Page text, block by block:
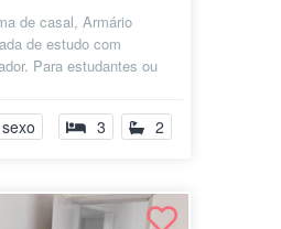
de casal, Armário
de estudo com
Para estudantes ou
3 2